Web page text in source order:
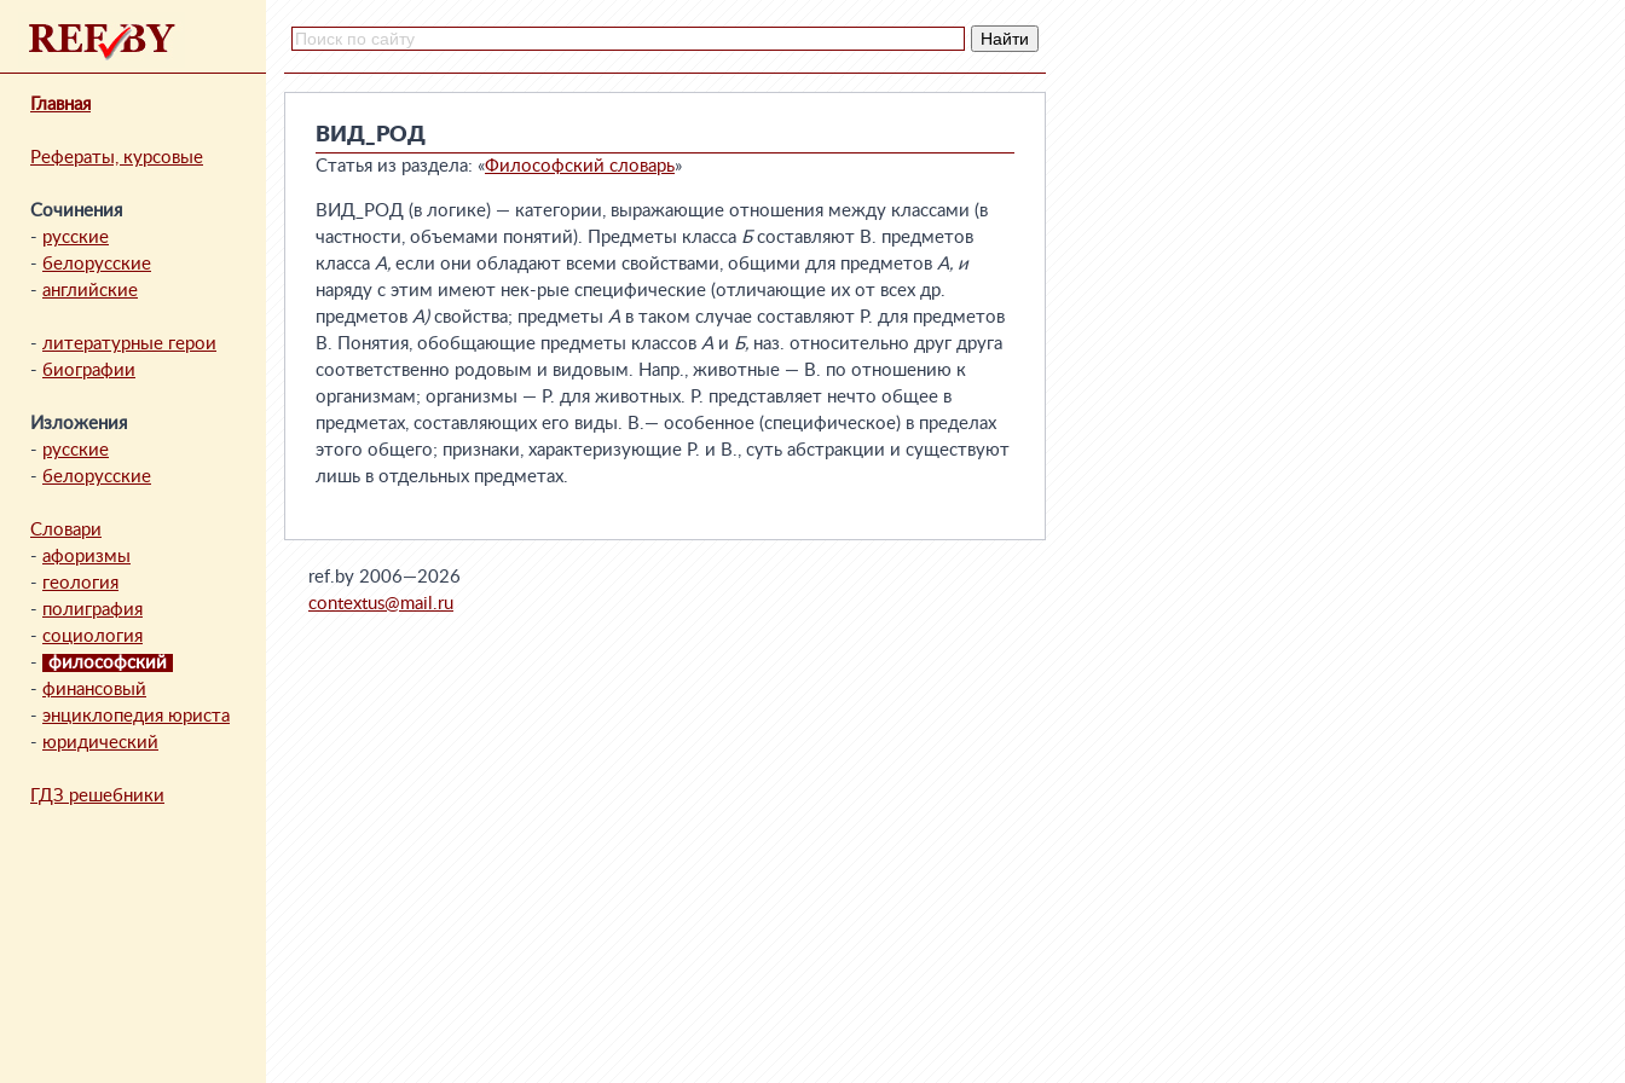
Главная
Рефераты, курсовые
Сочинения
- русские
- белорусские
- английские
- литературные герои
- биографии
Изложения
- русские
- белорусские
Словари
- афоризмы
- геология
- полиграфия
- социология
-
философский
- финансовый
- энциклопедия юриста
- юридический
ГДЗ решебники
ВИД_РОД
Статья из раздела: «Философский словарь»
ВИД_РОД (в логике) — категории, выражающие отношения между классами (в
частности, объемами понятий). Предметы класса Бсоставляют В. предметов
класса А, если они обладают всеми свойствами, общими для предметов А, и
наряду с этим имеют нек-рые специфические (отличающие их от всех др.
предметов А)свойства; предметы А в таком случае составляют Р. для предметов
В. Понятия, обобщающие предметы классов А и Б, наз. относительно друг друга
соответственно родовым и видовым. Напр., животные — В. по отношению к
организмам; организмы — Р. для животных. Р. представляет нечто общее в
предметах, составляющих его виды. В.— особенное (специфическое) в пределах
этого общего; признаки, характеризующие Р. и В., суть абстракции и существуют
лишь в отдельных предметах.
ref.by 2006—2026
contextus@mail.ru